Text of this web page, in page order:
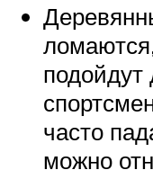
часто
можно